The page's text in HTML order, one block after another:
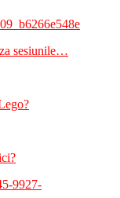
sesiunile…